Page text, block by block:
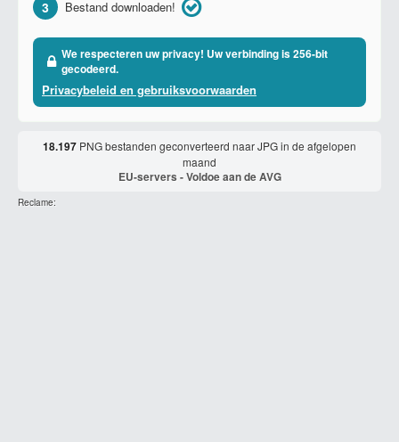
3 Bestand downloaden!
We respecteren uw privacy! Uw verbinding is 256-bit
gecodeerd.
Privacybeleid en gebruiksvoorwaarden
18.197 PNG bestanden geconverteerd naar JPG in de afgelopen
maand
EU-servers - Voldoe aan de AVG
Reclame: